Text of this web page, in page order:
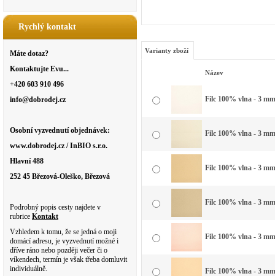
Rychlý kontakt
Máte dotaz?
Kontaktujte Evu...
+420 603 910 496
info@dobrodej.cz
Osobní vyzvednutí objednávek:
www.dobrodej.cz / InBIO s.r.o.
Hlavní 488
252 45 Březová-Oleško, Březová
Podrobný popis cesty najdete v
rubrice Kontakt
Vzhledem k tomu, že se jedná o moji
domácí adresu, je vyzvednutí možné i
dříve ráno nebo později večer či o
víkendech, termín je však třeba domluvit
individuálně.
Varianty zboží
Název
Filc 100% vlna - 3
Filc 100% vlna - 3
Filc 100% vlna - 3
Filc 100% vlna - 3
Filc 100% vlna - 3
Filc 100% vlna - 3